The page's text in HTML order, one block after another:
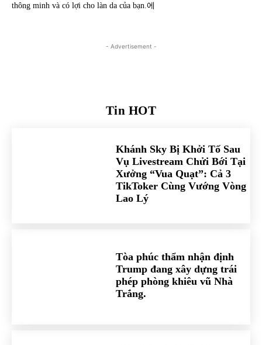
Tin HOT
Khánh Sky Bị Khởi Tố Sau
Vụ Livestream Chửi Bới Tại
Xưởng “Vua Quạt”: Cả 3
TikToker Cùng Vướng Vòng
Lao Lý
Tòa phúc thẩm nhận định
Trump đang xây dựng trái
phép phòng khiêu vũ Nhà
Trắng.
thông minh và có lợi cho làn da của bạn.에
- Advertisement -